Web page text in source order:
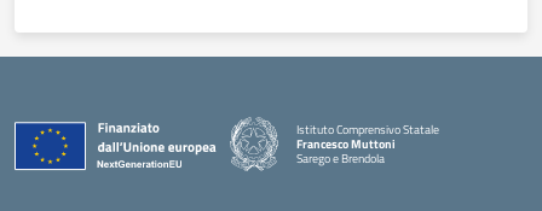
Istituto Comprensivo Statale
Francesco Muttoni
Sarego e Brendola
— Visita la pagina iniziale della scuola